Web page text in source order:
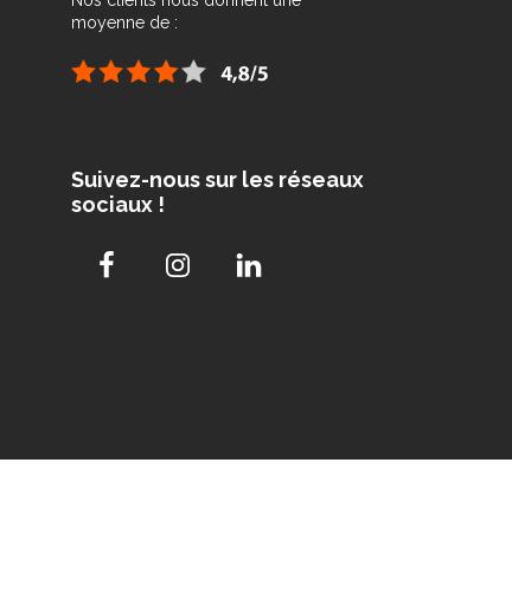
moyenne de :
Suivez-nous sur les réseaux
sociaux !